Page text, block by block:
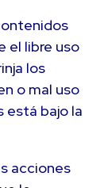
el libre uso
los
o mal uso
está bajo la
acciones